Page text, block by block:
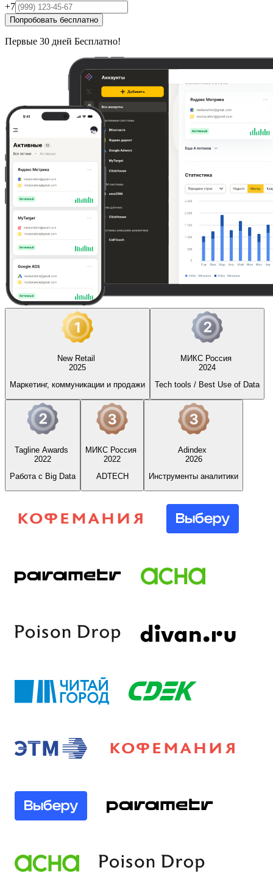
+7
Попробовать бесплатно
Первые 30 дней Бесплатно!
New Retail
2025
Маркетинг, коммуникации и продажи
МИКС Россия
2024
Tech tools / Best Use of Data
Tagline Awards
2022
Работа с Big Data
МИКС Россия
2022
ADTECH
Adindex
2026
Инструменты аналитики